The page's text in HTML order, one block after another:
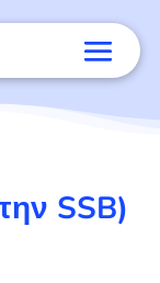
SSB)